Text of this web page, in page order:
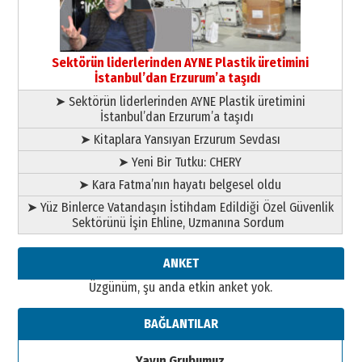
Esat BİNDESEN
Başkan Sekmen’den Erzurum’a
bir vizyon proje daha!
02 Ağustos 2026 Pazar
Sektörün liderlerinden AYNE Plastik üretimini
İstanbul’dan Erzurum’a taşıdı
➤ Sektörün liderlerinden AYNE Plastik üretimini
İstanbul’dan Erzurum’a taşıdı
➤ Kitaplara Yansıyan Erzurum Sevdası
➤ Yeni Bir Tutku: CHERY
➤ Kara Fatma’nın hayatı belgesel oldu
➤ Yüz Binlerce Vatandaşın İstihdam Edildiği Özel Güvenlik
Sektörünü İşin Ehline, Uzmanına Sordum
ANKET
Üzgünüm, şu anda etkin anket yok.
BAĞLANTILAR